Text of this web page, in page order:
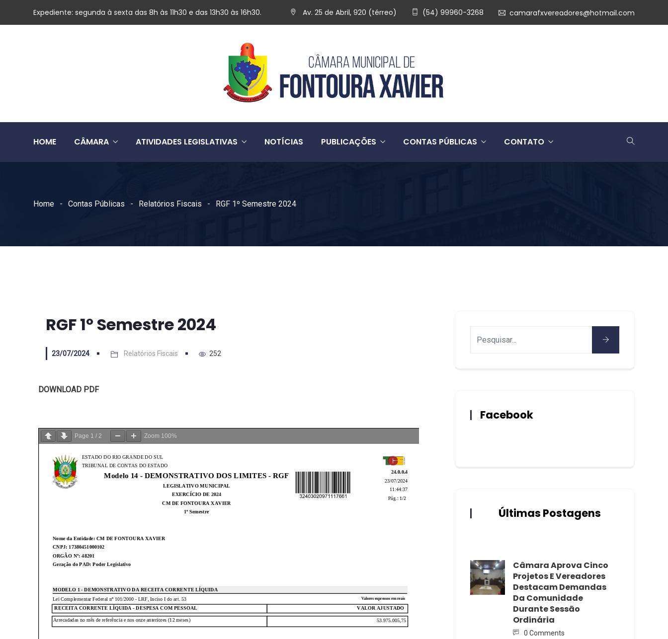
Expediente: segunda à sexta das 8h às 11h30 e das 13h30 às 16h30. Av. 25 de Abril, 920 (térreo) (54) 99960-3268 camarafxvereadores@hotmail.com
HOME CÂMARA ATIVIDADES LEGISLATIVAS NOTÍCIAS PUBLICAÇÕES CONTAS PÚBLICAS CONTATO
Home Contas Públicas Relatórios Fiscais RGF 1º Semestre 2024
RGF 1º Semestre 2024
23/07/2024 Relatórios Fiscais 252
DOWNLOAD PDF
Page 1 / 2 Zoom 100%
Facebook
Últimas Postagens
Câmara Aprova Cinco
Projetos E Vereadores
Destacam Demandas
Da Comunidade
Durante Sessão
Ordinária
0 Comments